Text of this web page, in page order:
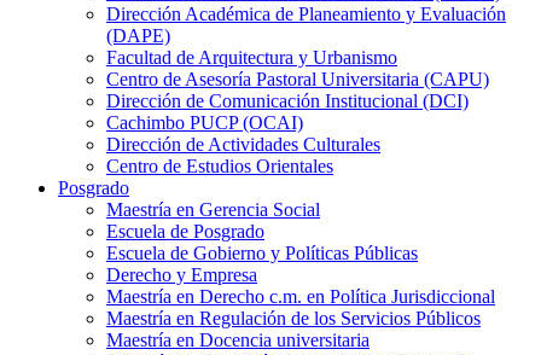
Dirección Académica de Planeamiento y Evaluación
(DAPE)
Facultad de Arquitectura y Urbanismo
Centro de Asesoría Pastoral Universitaria (CAPU)
Dirección de Comunicación Institucional (DCI)
Cachimbo PUCP (OCAI)
Dirección de Actividades Culturales
Centro de Estudios Orientales
Posgrado
Maestría en Gerencia Social
Escuela de Posgrado
Escuela de Gobierno y Políticas Públicas
Derecho y Empresa
Maestría en Derecho c.m. en Política Jurisdiccional
Maestría en Regulación de los Servicios Públicos
Maestría en Docencia universitaria